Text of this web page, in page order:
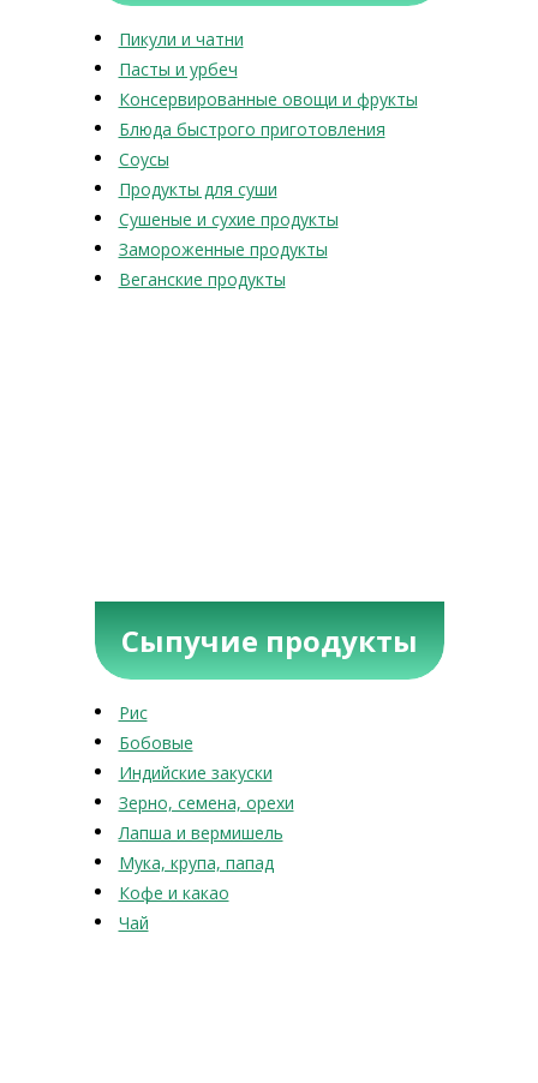
Пикули и чатни
Пасты и урбеч
Консервированные овощи и фрукты
Блюда быстрого приготовления
Соусы
Продукты для суши
Сушеные и сухие продукты
Замороженные продукты
Веганские продукты
Сыпучие продукты
Рис
Бобовые
Индийские закуски
Зерно, семена, орехи
Лапша и вермишель
Мука, крупа, папад
Кофе и какао
Чай